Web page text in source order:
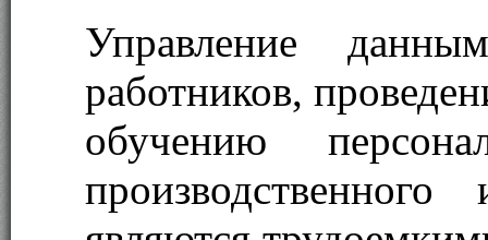
Управление
работников,
обучению